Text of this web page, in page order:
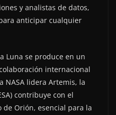
y analistas de datos,
anticipar cualquier
Luna se produce en un
internacional
NASA lidera Artemis, la
contribuye con el
de Orión, esencial para la